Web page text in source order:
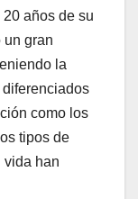
años de su
un gran
la
diferenciados
como los
tipos de
vida han